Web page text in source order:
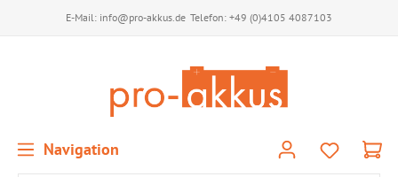
E-Mail: info@pro-akkus.de Telefon: +49 (0)4105 4087103
Navigation